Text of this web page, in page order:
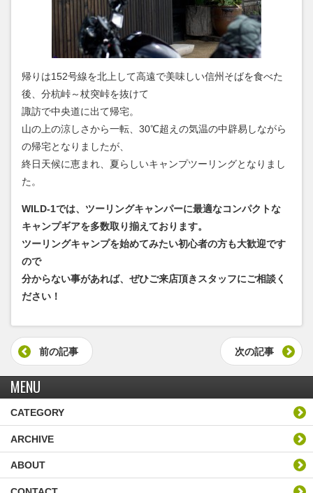
帰りは152号線を北上して高遠で美味しい信州そばを食べた
後、分杭峠～杖突峠を抜けて
諏訪で中央道に出て帰宅。
山の上の涼しさから一転、30℃超えの気温の中辟易しながら
の帰宅となりましたが、
終日天候に恵まれ、夏らしいキャンプツーリングとなりまし
た。
WILD-1では、ツーリングキャンパーに最適なコンパクトな
キャンプギアを多数取り揃えております。
ツーリングキャンプを始めてみたい初心者の方も大歓迎です
ので
分からない事があれば、ぜひご来店頂きスタッフにご相談く
ださい！
前の記事 次の記事
MENU
CATEGORY
ARCHIVE
ABOUT